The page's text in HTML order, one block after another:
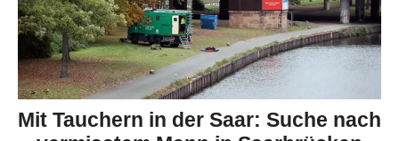
Mit Tauchern in der Saar: Suche nach